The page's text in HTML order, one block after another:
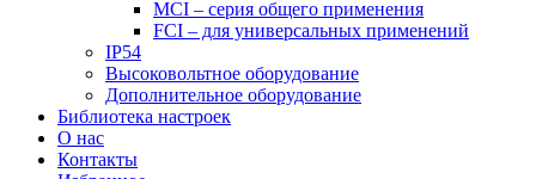
MCI – серия общего применения
FCI – для универсальных применений
IP54
Высоковольтное оборудование
Дополнительное оборудование
Библиотека настроек
О нас
Контакты